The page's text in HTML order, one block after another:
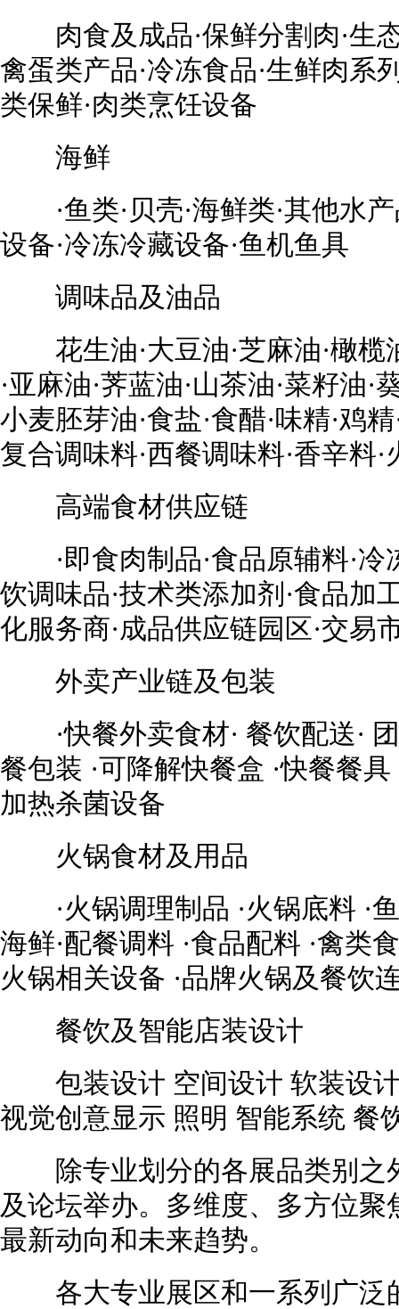
肉食及成品·保鲜分割肉·生态
禽蛋类产品·冷冻食品·生鲜肉系
类保鲜·肉类烹饪设备
海鲜
·鱼类·贝壳·海鲜类·其他水产
设备·冷冻冷藏设备·鱼机鱼具
调味品及油品
花生油·大豆油·芝麻油·橄榄
·亚麻油·荠蓝油·山茶油·菜籽油·
小麦胚芽油·食盐·食醋·味精·鸡
复合调味料·西餐调味料·香辛料·
高端食材供应链
·即食肉制品·食品原辅料·冷
饮调味品·技术类添加剂·食品加
化服务商·成品供应链园区·交易
外卖产业链及包装
·快餐外卖食材· 餐饮配送· 团
餐包装 ·可降解快餐盒 ·快餐餐具
加热杀菌设备
火锅食材及用品
·火锅调理制品 ·火锅底料 ·鱼
海鲜·配餐调料 ·食品配料 ·禽类
火锅相关设备 ·品牌火锅及餐饮
餐饮及智能店装设计
包装设计 空间设计 软装设计
视觉创意显示 照明 智能系统 餐
除专业划分的各展品类别之
及论坛举办。多维度、多方位
最新动向和未来趋势。
各大专业展区和一系列广泛